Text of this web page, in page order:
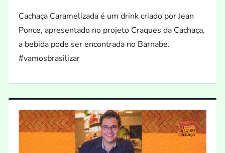
Cachaça Caramelizada é um drink criado por Jean
Ponce, apresentado no projeto Craques da Cachaça,
a bebida pode ser encontrada no Barnabé.
#vamosbrasilizar